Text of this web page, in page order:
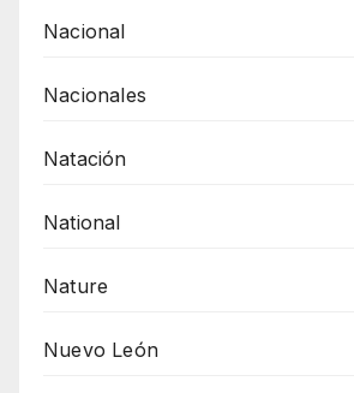
Nacional
Nacionales
Natación
National
Nature
Nuevo León